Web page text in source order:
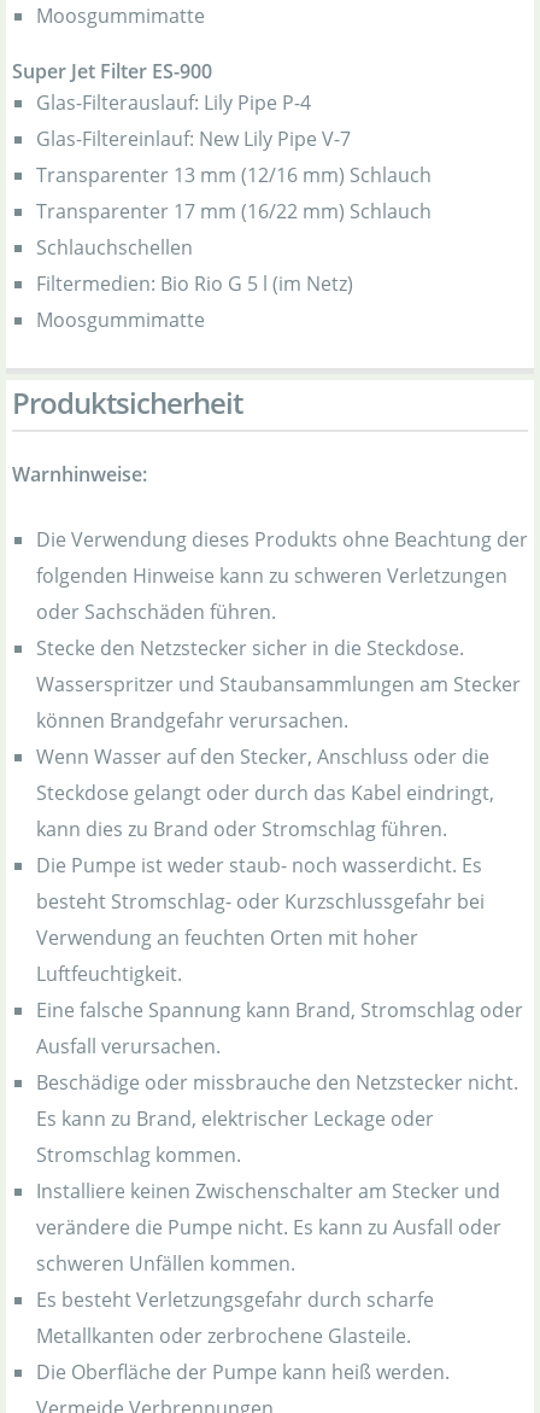
Moosgummimatte
Super Jet Filter ES-900
Glas-Filterauslauf: Lily Pipe P-4
Glas-Filtereinlauf: New Lily Pipe V-7
Transparenter 13 mm (12/16 mm) Schlauch
Transparenter 17 mm (16/22 mm) Schlauch
Schlauchschellen
Filtermedien: Bio Rio G 5 l (im Netz)
Moosgummimatte
Produktsicherheit
Warnhinweise:
Die Verwendung dieses Produkts ohne Beachtung der
folgenden Hinweise kann zu schweren Verletzungen
oder Sachschäden führen.
Stecke den Netzstecker sicher in die Steckdose.
Wasserspritzer und Staubansammlungen am Stecker
können Brandgefahr verursachen.
Wenn Wasser auf den Stecker, Anschluss oder die
Steckdose gelangt oder durch das Kabel eindringt,
kann dies zu Brand oder Stromschlag führen.
Die Pumpe ist weder staub- noch wasserdicht. Es
besteht Stromschlag- oder Kurzschlussgefahr bei
Verwendung an feuchten Orten mit hoher
Luftfeuchtigkeit.
Eine falsche Spannung kann Brand, Stromschlag oder
Ausfall verursachen.
Beschädige oder missbrauche den Netzstecker nicht.
Es kann zu Brand, elektrischer Leckage oder
Stromschlag kommen.
Installiere keinen Zwischenschalter am Stecker und
verändere die Pumpe nicht. Es kann zu Ausfall oder
schweren Unfällen kommen.
Es besteht Verletzungsgefahr durch scharfe
Metallkanten oder zerbrochene Glasteile.
Die Oberfläche der Pumpe kann heiß werden.